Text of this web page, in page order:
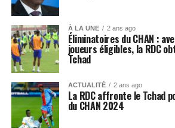
À LA UNE 2 ans ago
Éliminatoires du CHAN :
joueurs éligibles, la RDC
Tchad
ACTUALITÉ 2 ans ago
La RDC affronte le Tchad
du CHAN 2024